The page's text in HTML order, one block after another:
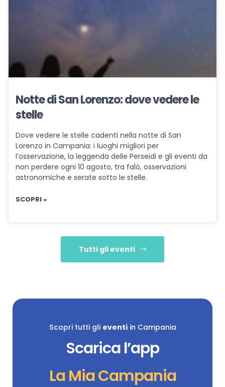
Notte di San Lorenzo: dove vedere le
stelle
Dove vedere le stelle cadenti nella notte di San
Lorenzo in Campania: i luoghi migliori per
l’osservazione, la leggenda delle Perseidi e gli eventi da
non perdere ogni 10 agosto, tra falò, osservazioni
astronomiche e serate sotto le stelle.
SCOPRI »
Tutti gli eventi
Scopri tutti gli eventiin Campania
Scarica l’app
La Mia Campania